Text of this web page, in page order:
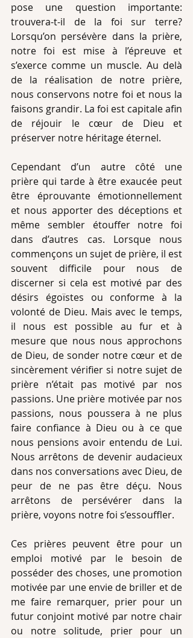
pose une question importante:
trouvera-t-il de la foi sur terre?
Lorsqu’on persévère dans la prière,
notre foi est mise à l’épreuve et
s’exerce comme un muscle. Au delà
de la réalisation de notre prière,
nous conservons notre foi et nous la
faisons grandir. La foi est capitale afin
de réjouir le cœur de Dieu et
préserver notre héritage éternel.
Cependant d’un autre côté une
prière qui tarde à être exaucée peut
être éprouvante émotionnellement
et nous apporter des déceptions et
même sembler étouffer notre foi
dans d’autres cas. Lorsque nous
commençons un sujet de prière, il est
souvent difficile pour nous de
discerner si cela est motivé par des
désirs égoïstes ou conforme à la
volonté de Dieu. Mais avec le temps,
il nous est possible au fur et à
mesure que nous nous approchons
de Dieu, de sonder notre cœur et de
sincèrement vérifier si notre sujet de
prière n’était pas motivé par nos
passions. Une prière motivée par nos
passions, nous poussera à ne plus
faire confiance à Dieu ou à ce que
nous pensions avoir entendu de Lui.
Nous arrêtons de devenir audacieux
dans nos conversations avec Dieu, de
peur de ne pas être déçu. Nous
arrêtons de persévérer dans la
prière, voyons notre foi s’essouffler.
Ces prières peuvent être pour un
emploi motivé par le besoin de
posséder des choses, une promotion
motivée par une envie de briller et de
me faire remarquer, prier pour un
futur conjoint motivé par notre chair
ou notre solitude, prier pour un